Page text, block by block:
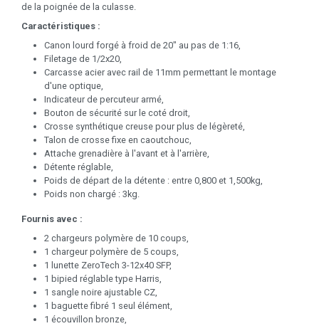
de la poignée de la culasse.
Caractéristiques :
Canon lourd forgé à froid de 20" au pas de 1:16,
Filetage de 1/2x20,
Carcasse acier avec rail de 11mm permettant le montage
d'une optique,
Indicateur de percuteur armé,
Bouton de sécurité sur le coté droit,
Crosse synthétique creuse pour plus de légèreté,
Talon de crosse fixe en caoutchouc,
Attache grenadière à l'avant et à l'arrière,
Détente réglable,
Poids de départ de la détente : entre 0,800 et 1,500kg,
Poids non chargé : 3kg.
Fournis avec :
2 chargeurs polymère de 10 coups,
1 chargeur polymère de 5 coups,
1 lunette ZeroTech 3-12x40 SFP,
1 bipied réglable type Harris,
1 sangle noire ajustable CZ,
1 baguette fibré 1 seul élément,
1 écouvillon bronze,